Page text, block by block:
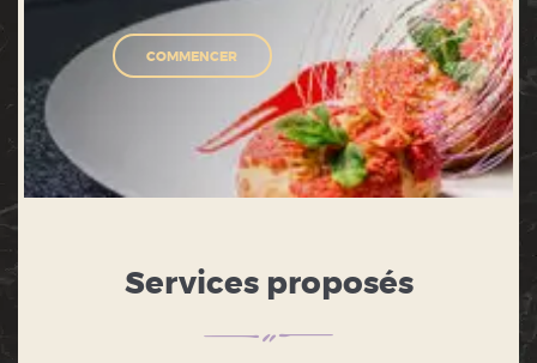
COMMENCER
Services proposés